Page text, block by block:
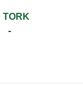
TORK
-